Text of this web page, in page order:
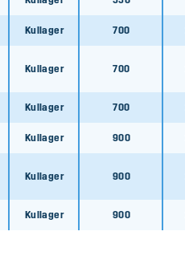
Kullager 700
Kullager 700
Kullager 700
Kullager 900
Kullager 900
Kullager 900